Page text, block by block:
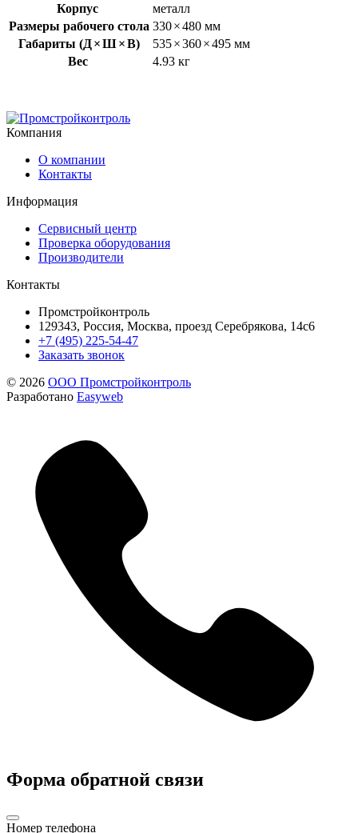
Корпус
металл
Размеры рабочего стола 330×480 мм
Габариты (Д×Ш×В) 535×360×495 мм
Вес
4.93 кг
Компания
О компании
Контакты
Информация
Сервисный центр
Проверка оборудования
Производители
Контакты
Промстройконтроль
129343, Россия, Москва, проезд Серебрякова, 14с6
+7 (495) 225-54-47
Заказать звонок
© 2026 ООО Промстройконтроль
Разработано Easyweb
Форма обратной связи
Номер телефона